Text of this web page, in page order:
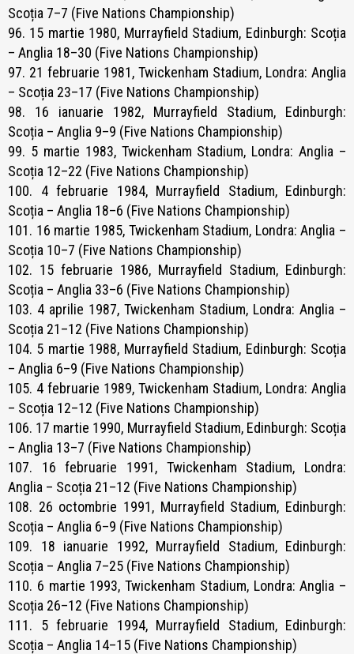
Scoția 7–7 (Five Nations Championship)
96. 15 martie 1980, Murrayfield Stadium, Edinburgh: Scoția
– Anglia 18–30 (Five Nations Championship)
97. 21 februarie 1981, Twickenham Stadium, Londra: Anglia
– Scoția 23–17 (Five Nations Championship)
98. 16 ianuarie 1982, Murrayfield Stadium, Edinburgh:
Scoția – Anglia 9–9 (Five Nations Championship)
99. 5 martie 1983, Twickenham Stadium, Londra: Anglia –
Scoția 12–22 (Five Nations Championship)
100. 4 februarie 1984, Murrayfield Stadium, Edinburgh:
Scoția – Anglia 18–6 (Five Nations Championship)
101. 16 martie 1985, Twickenham Stadium, Londra: Anglia –
Scoția 10–7 (Five Nations Championship)
102. 15 februarie 1986, Murrayfield Stadium, Edinburgh:
Scoția – Anglia 33–6 (Five Nations Championship)
103. 4 aprilie 1987, Twickenham Stadium, Londra: Anglia –
Scoția 21–12 (Five Nations Championship)
104. 5 martie 1988, Murrayfield Stadium, Edinburgh: Scoția
– Anglia 6–9 (Five Nations Championship)
105. 4 februarie 1989, Twickenham Stadium, Londra: Anglia
– Scoția 12–12 (Five Nations Championship)
106. 17 martie 1990, Murrayfield Stadium, Edinburgh: Scoția
– Anglia 13–7 (Five Nations Championship)
107. 16 februarie 1991, Twickenham Stadium, Londra:
Anglia – Scoția 21–12 (Five Nations Championship)
108. 26 octombrie 1991, Murrayfield Stadium, Edinburgh:
Scoția – Anglia 6–9 (Five Nations Championship)
109. 18 ianuarie 1992, Murrayfield Stadium, Edinburgh:
Scoția – Anglia 7–25 (Five Nations Championship)
110. 6 martie 1993, Twickenham Stadium, Londra: Anglia –
Scoția 26–12 (Five Nations Championship)
111. 5 februarie 1994, Murrayfield Stadium, Edinburgh:
Scoția – Anglia 14–15 (Five Nations Championship)